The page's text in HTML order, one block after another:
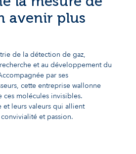
avenir plus
de la détection de gaz,
et au développement du
par ses
cette entreprise wallonne
molécules invisibles.
et leurs valeurs qui allient
et passion.